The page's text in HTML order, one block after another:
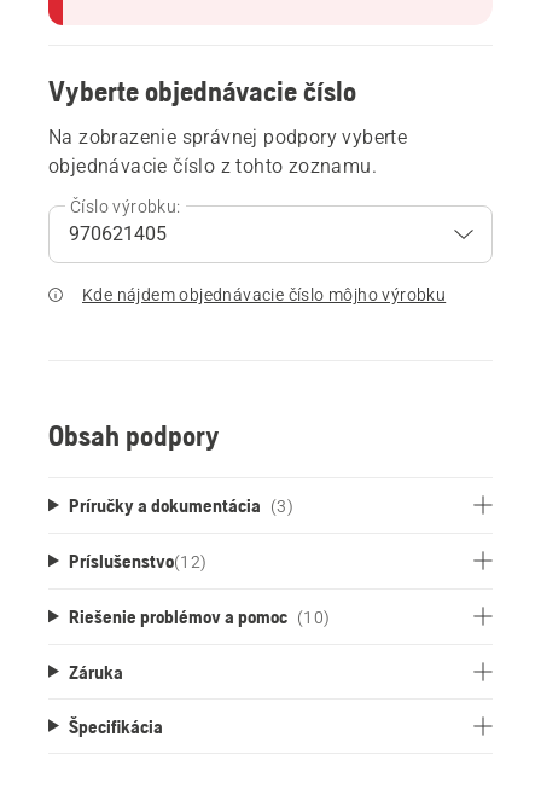
Vyberte objednávacie číslo
Na zobrazenie správnej podpory vyberte
objednávacie číslo z tohto zoznamu.
Číslo výrobku:
Kde nájdem objednávacie číslo môjho výrobku
Obsah podpory
Príručky a dokumentácia (3)
Príslušenstvo(12)
Riešenie problémov a pomoc (10)
Záruka
Špecifikácia